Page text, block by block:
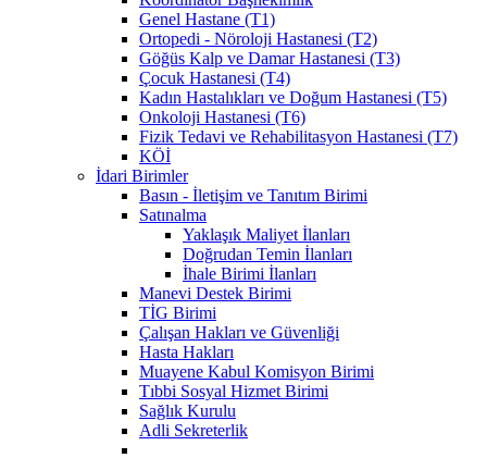
Genel Hastane (T1)
Ortopedi - Nöroloji Hastanesi (T2)
Göğüs Kalp ve Damar Hastanesi (T3)
Çocuk Hastanesi (T4)
Kadın Hastalıkları ve Doğum Hastanesi (T5)
Onkoloji Hastanesi (T6)
Fizik Tedavi ve Rehabilitasyon Hastanesi (T7)
KÖİ
İdari Birimler
Basın - İletişim ve Tanıtım Birimi
Satınalma
Yaklaşık Maliyet İlanları
Doğrudan Temin İlanları
İhale Birimi İlanları
Manevi Destek Birimi
TİG Birimi
Çalışan Hakları ve Güvenliği
Hasta Hakları
Muayene Kabul Komisyon Birimi
Tıbbi Sosyal Hizmet Birimi
Sağlık Kurulu
Adli Sekreterlik